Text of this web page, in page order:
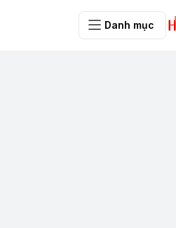
Danh mục